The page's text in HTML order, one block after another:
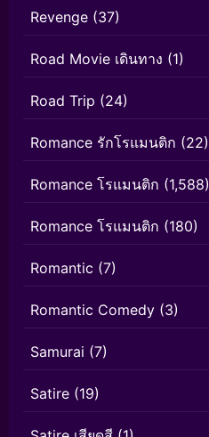
Revenge (37)
Road Movie เดินทาง (1)
Road Trip (24)
Romance รักโรแมนติก (22)
Romance โรแมนติก (1,588)
Romance โรแมนติก (180)
Romantic (7)
Romantic Comedy (3)
Samurai (7)
Satire (19)